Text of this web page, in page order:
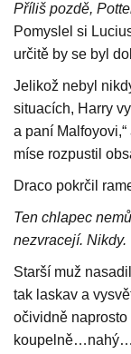
Příliš pozdě,
Pomyslel si
určitě by se byl
Jelikož nebyl
situacích, Harry
a paní
míse rozpustil
Draco pokrčil
Ten chlapec
nezvracejí. Nikdy.
Starší muž
tak laskav a
očividně naprosto